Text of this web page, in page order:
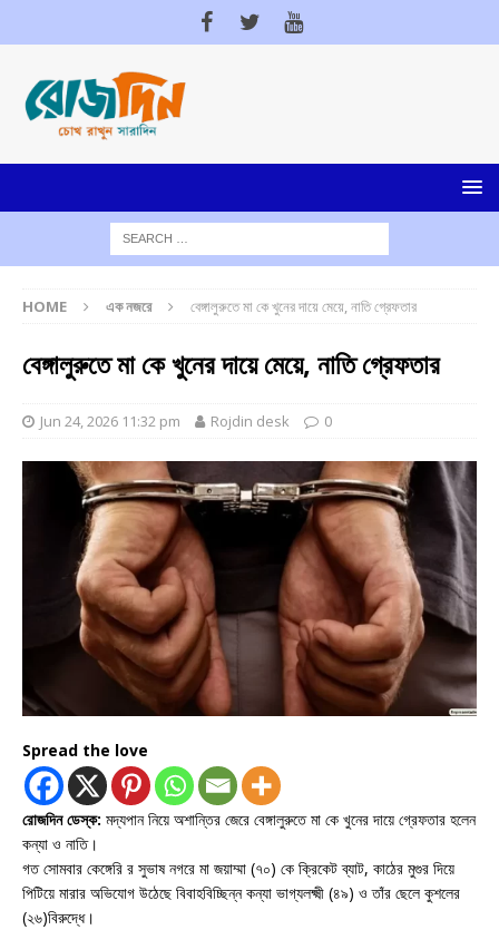
HOME এক নজরে বেঙ্গালুরুতে মা কে খুনের দায়ে মেয়ে, নাতি গ্রেফতার
বেঙ্গালুরুতে মা কে খুনের দায়ে মেয়ে, নাতি গ্রেফতার
Jun 24, 2026 11:32 pm Rojdin desk 0
Spread the love
রোজদিন ডেস্ক: মদ্যপান নিয়ে অশান্তির জেরে বেঙ্গালুরুতে মা কে খুনের দায়ে গ্রেফতার হলেন
কন্যা ও নাতি।
গত সোমবার কেঙ্গেরি র সুভাষ নগরে মা জয়াম্মা (৭০) কে ক্রিকেট ব্যাট, কাঠের মুগুর দিয়ে
পিটিয়ে মারার অভিযোগ উঠেছে বিবাহবিচ্ছিন্ন কন্যা ভাগ্যলক্ষ্মী (৪৯) ও তাঁর ছেলে কুশলের
(২৬)বিরুদ্ধে।